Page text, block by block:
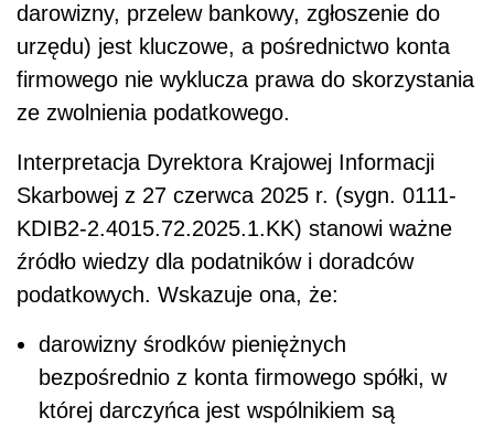
darowizny, przelew bankowy, zgłoszenie do
urzędu) jest kluczowe, a pośrednictwo konta
firmowego nie wyklucza prawa do skorzystania
ze zwolnienia podatkowego.
Interpretacja Dyrektora Krajowej Informacji
Skarbowej z 27 czerwca 2025 r. (sygn. 0111-
KDIB2-2.4015.72.2025.1.KK) stanowi ważne
źródło wiedzy dla podatników i doradców
podatkowych. Wskazuje ona, że:
darowizny środków pieniężnych
bezpośrednio z konta firmowego spółki, w
której darczyńca jest wspólnikiem są